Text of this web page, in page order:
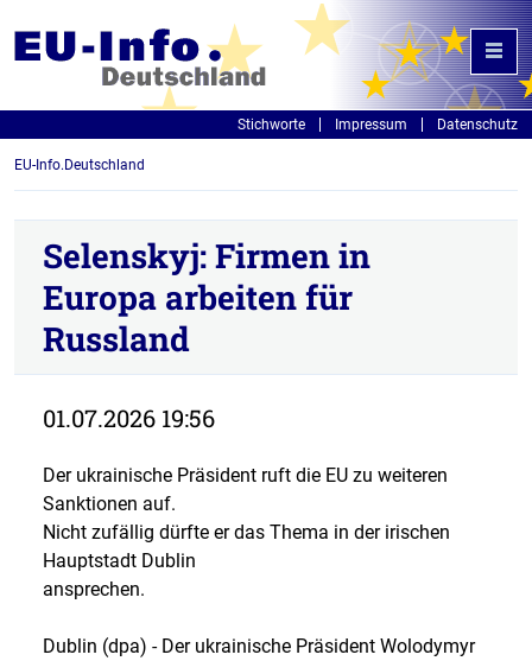
Stichworte Impressum Datenschutz
EU-Info.Deutschland
Selenskyj: Firmen in
Europa arbeiten für
Russland
01.07.2026 19:56
Der ukrainische Präsident ruft die EU zu weiteren
Sanktionen auf.
Nicht zufällig dürfte er das Thema in der irischen
Hauptstadt Dublin
ansprechen.
Dublin (dpa) - Der ukrainische Präsident Wolodymyr